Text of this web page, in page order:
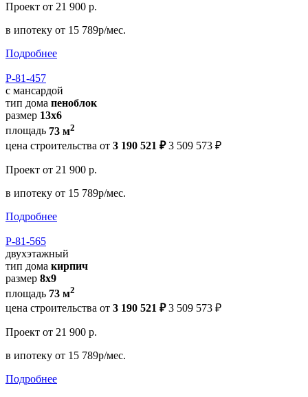
Проект от 21 900 р.
в ипотеку от 15 789р/мес.
Подробнее
Р-81-457
с мансардой
тип дома пеноблок
размер 13х6
площадь 73 м2
цена строительства от 3 190 521 ₽ 3 509 573 ₽
Проект от 21 900 р.
в ипотеку от 15 789р/мес.
Подробнее
Р-81-565
двухэтажный
тип дома кирпич
размер 8х9
площадь 73 м2
цена строительства от 3 190 521 ₽ 3 509 573 ₽
Проект от 21 900 р.
в ипотеку от 15 789р/мес.
Подробнее